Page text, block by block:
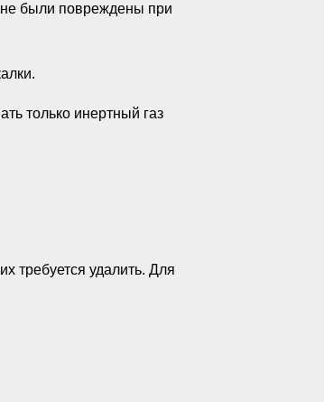
не были повреждены при
только инертный газ
требуется удалить. Для